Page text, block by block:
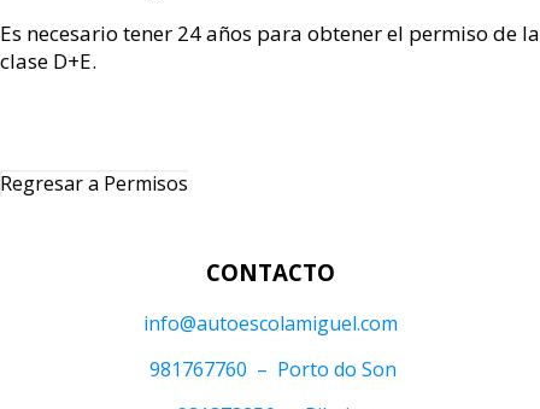
Es necesario tener 24 años para obtener el permiso de la
clase D+E.
Regresar a Permisos
CONTACTO
info@autoescolamiguel.com
981767760 – Porto do Son